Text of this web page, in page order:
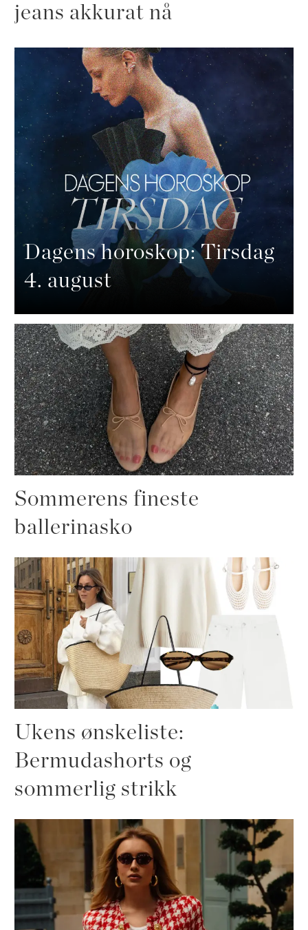
jeans akkurat nå
Dagens horoskop: Tirsdag
4. august
Sommerens fineste
ballerinasko
Ukens ønskeliste:
Bermudashorts og
sommerlig strikk